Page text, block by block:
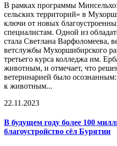
В рамках программы
сельских территорий» в
ключи от новых
специалистам. Одной из
стала Светлана Варфоломеева,
ветслужбы Мухоршибирского
третьего курса колледжа им.
животным, и отмечает, что
ветеринарией было
к животным...
22.11.2023
В будущем году более 100
благоустройство сёл Бурятии